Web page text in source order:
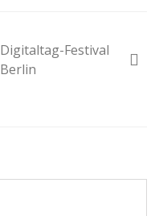
Digitaltag-Festival
Berlin